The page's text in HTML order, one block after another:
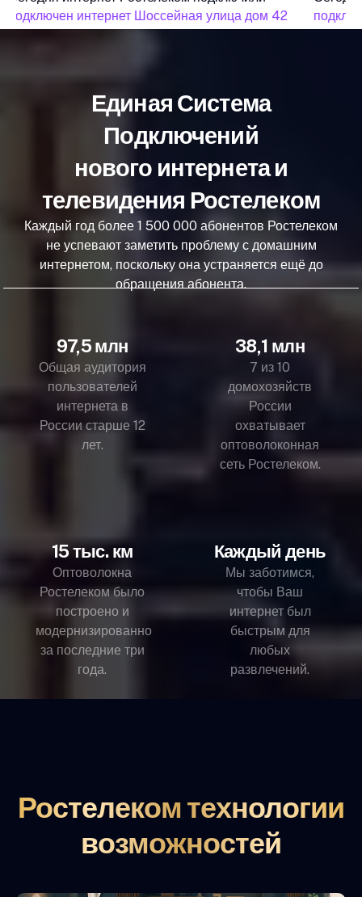
подключен интернет Шоссейная улица дом 42
Единая Система
Подключений
нового интернета и
телевидения Ростелеком
Каждый год более 1 500 000 абонентов Ростелеком
не успевают заметить проблему с домашним
интернетом, поскольку она устраняется ещё до
обращения абонента.
97,5 млн
Общая аудитория
пользователей
интернета в
России старше 12
лет.
38,1 млн
7 из 10
домохозяйств
России
охватывает
оптоволоконная
сеть Ростелеком.
15 тыс. км
Оптоволокна
Ростелеком было
построено и
модернизированно
за последние три
года.
Каждый день
Мы заботимся,
чтобы Ваш
интернет был
быстрым для
любых
развлечений.
Ростелеком технологии
возможностей